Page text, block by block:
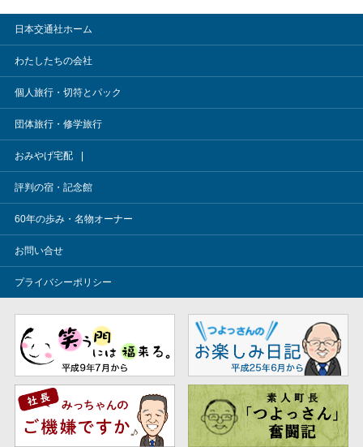
日本交通社ホーム
わたしたちの会社
個人旅行・切符とパック
団体旅行・修学旅行
おみやげ宅配
評判の宿・記念館
60年の歩み・名物オーナー
お問い合せ
プライバシーポリシー